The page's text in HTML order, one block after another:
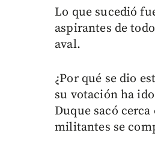
Lo que sucedió
aspirantes de
aval.
¿Por qué se dio
su votación ha
Duque sacó
militantes se